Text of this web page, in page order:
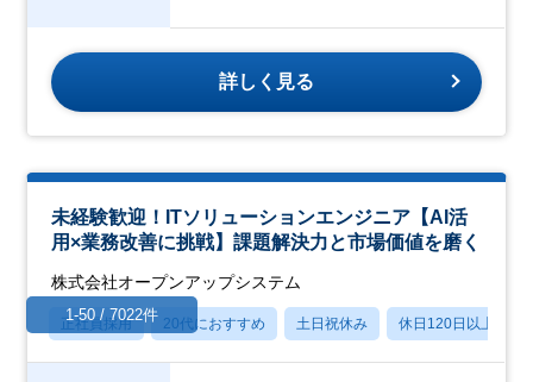
詳しく見る
未経験歓迎！ITソリューションエンジニア【AI活
用×業務改善に挑戦】課題解決力と市場価値を磨く
株式会社オープンアップシステム
正社員採用 20代におすすめ 土日祝休み 休日120日以上
1-50 / 7022件